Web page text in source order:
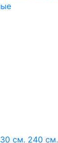
см. 240 см.